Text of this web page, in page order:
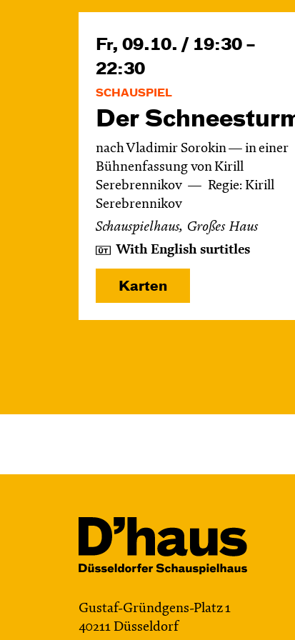
Fr, 09.10. / 19:30 –
22:30
SCHAUSPIEL
Der
nach Vladimir Sorokin — in einer
Bühnenfassung von Kirill
Serebrennikov
Regie: Kirill
Serebrennikov
Schauspielhaus, Großes Haus
With English surtitles
Karten
Gustaf-Gründgens-Platz 1
40211 Düsseldorf